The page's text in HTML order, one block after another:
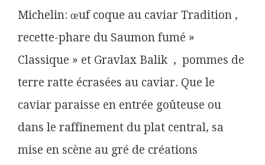
Michelin: œuf coque au caviar Tradition ,
recette-phare du Saumon fumé »
Classique » et Gravlax Balik , pommes de
terre ratte écrasées au caviar. Que le
caviar paraisse en entrée goûteuse ou
dans le raffinement du plat central, sa
mise en scène au gré de créations